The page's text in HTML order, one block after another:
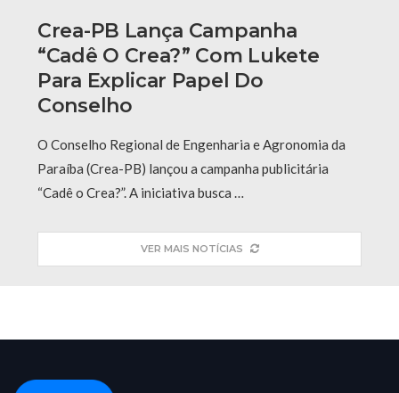
Crea-PB Lança Campanha
“Cadê O Crea?” Com Lukete
Para Explicar Papel Do
Conselho
O Conselho Regional de Engenharia e Agronomia da
Paraíba (Crea-PB) lançou a campanha publicitária
“Cadê o Crea?”. A iniciativa busca …
VER MAIS NOTÍCIAS